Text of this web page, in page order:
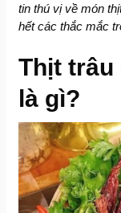
tin thú vị về món
hết các thắc mắc
Thịt trâu
là gì?